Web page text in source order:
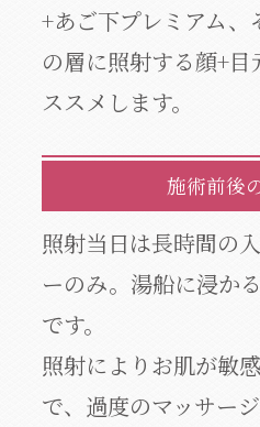
+あご下プレミアム
の層に照射する顔+
ススメします。
施術前後
照射当日は長時間の
ーのみ。湯船に浸か
です。
照射によりお肌が敏
で、過度のマッサー